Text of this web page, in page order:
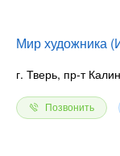
Мир художника
г. Тверь, пр-т
Позвонить